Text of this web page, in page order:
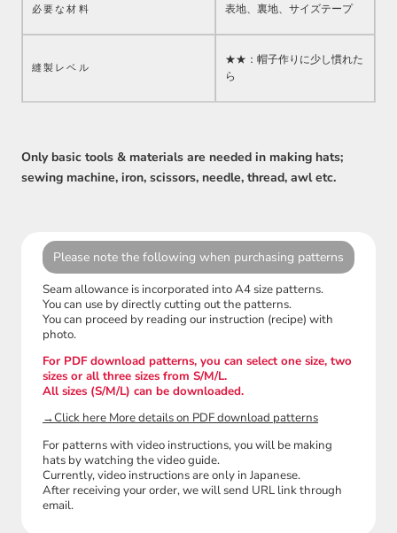
必要な材料 表地、裏地、サイズテープ
縫製レベル
★★： 帽子作りに少し慣れた
ら
Only basic tools & materials are needed in making hats;
sewing machine, iron, scissors, needle, thread, awl etc.
Please note the following when purchasing patterns
Seam allowance is incorporated into A4 size patterns.
You can use by directly cutting out the patterns.
You can proceed by reading our instruction (recipe) with
photo.
For PDF download patterns, you can select one size, two
sizes or all three sizes from S/M/L.
All sizes (S/M/L) can be downloaded.
→Click here More details on PDF download patterns
For patterns with video instructions, you will be making
hats by watching the video guide.
Currently, video instructions are only in Japanese.
After receiving your order, we will send URL link through
email.